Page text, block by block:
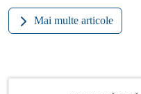
Mai multe articole